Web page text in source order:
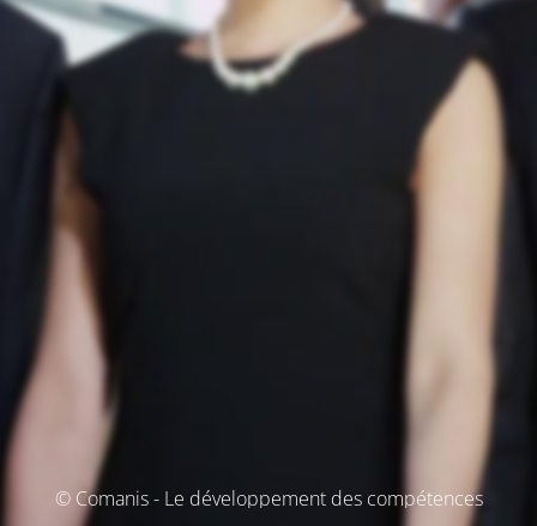
© Comanis - Le développement des compétences